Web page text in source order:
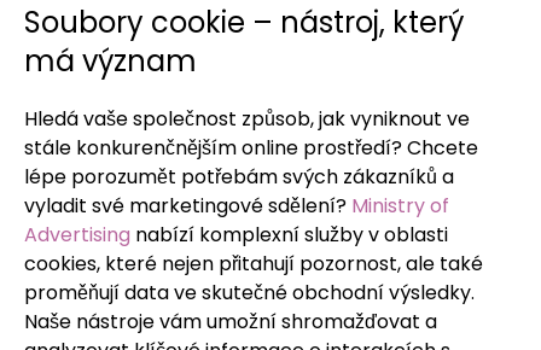
Soubory cookie – nástroj, který
má význam
Hledá vaše společnost způsob, jak vyniknout ve
stále konkurenčnějším online prostředí? Chcete
lépe porozumět potřebám svých zákazníků a
vyladit své marketingové sdělení? Ministry of
Advertising nabízí komplexní služby v oblasti
cookies, které nejen přitahují pozornost, ale také
proměňují data ve skutečné obchodní výsledky.
Naše nástroje vám umožní shromažďovat a